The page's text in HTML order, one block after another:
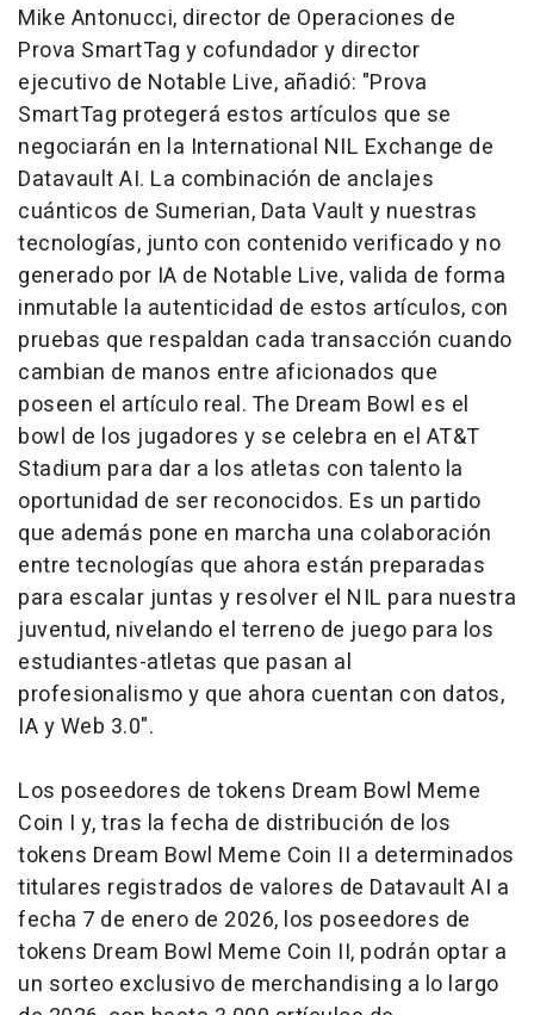
Mike Antonucci, director de Operaciones de
Prova SmartTag y cofundador y director
ejecutivo de Notable Live, añadió: "Prova
SmartTag protegerá estos artículos que se
negociarán en la International NIL Exchange de
Datavault AI. La combinación de anclajes
cuánticos de Sumerian, Data Vault y nuestras
tecnologías, junto con contenido verificado y no
generado por IA de Notable Live, valida de forma
inmutable la autenticidad de estos artículos, con
pruebas que respaldan cada transacción cuando
cambian de manos entre aficionados que
poseen el artículo real. The Dream Bowl es el
bowl de los jugadores y se celebra en el AT&T
Stadium para dar a los atletas con talento la
oportunidad de ser reconocidos. Es un partido
que además pone en marcha una colaboración
entre tecnologías que ahora están preparadas
para escalar juntas y resolver el NIL para nuestra
juventud, nivelando el terreno de juego para los
estudiantes-atletas que pasan al
profesionalismo y que ahora cuentan con datos,
IA y Web 3.0".
Los poseedores de tokens Dream Bowl Meme
Coin I y, tras la fecha de distribución de los
tokens Dream Bowl Meme Coin II a determinados
titulares registrados de valores de Datavault AI a
fecha 7 de enero de 2026, los poseedores de
tokens Dream Bowl Meme Coin II, podrán optar a
un sorteo exclusivo de merchandising a lo largo